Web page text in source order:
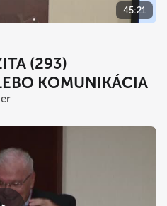
45:21
(293)
KOMUNIKÁCIA